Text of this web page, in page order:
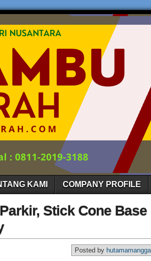
KAMI COMPANY PROFILE
Stick Cone
Posted by